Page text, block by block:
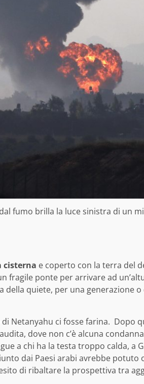
fumo brilla la luce sinistra di un
cisterna e coperto con la terra del
fragile ponte per arrivare ad
quiete, per una generazione
Netanyahu ci fosse farina.
dove non c’è alcuna
a chi ha la testa troppo calda, a
dai Paesi arabi avrebbe potuto
di ribaltare la prospettiva tra